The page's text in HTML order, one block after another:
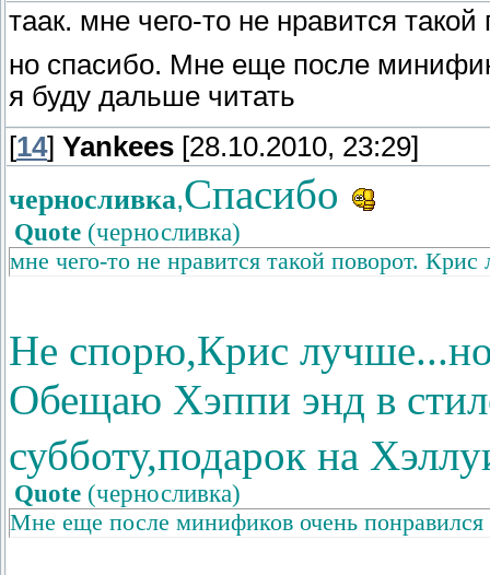
таак. мне чего-то не нравится
но спасибо. Мне еще после
я буду дальше читать
[14] Yankees [28.10.2010, 23:29]
черносливка,Спасибо
Quote (черносливка)
мне чего-то не нравится такой поворот. Крис
Не спорю,Крис
Обещаю Хэппи энд в
субботу,подарок на
Quote (черносливка)
Мне еще после минификов очень понравился